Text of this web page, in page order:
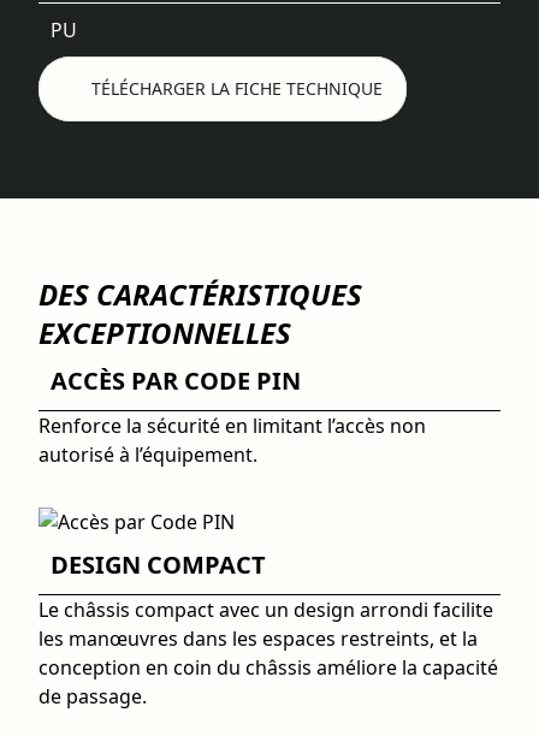
PU
TÉLÉCHARGER LA FICHE TECHNIQUE
DES CARACTÉRISTIQUES
EXCEPTIONNELLES
ACCÈS PAR CODE PIN
Renforce la sécurité en limitant l’accès non
autorisé à l’équipement.
DESIGN COMPACT
Le châssis compact avec un design arrondi facilite
les manœuvres dans les espaces restreints, et la
conception en coin du châssis améliore la capacité
de passage.